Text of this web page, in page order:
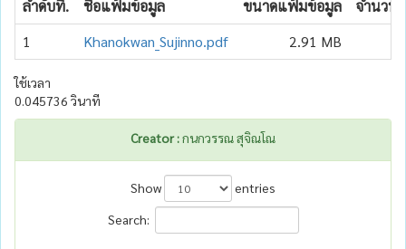
ลำดับที่. ชื่อแฟ้มข้อมูล ขนาดแฟ้มข้อมูล
จำนวน
1
Khanokwan_Sujinno.pdf 2.91 MB
ใช้เวลา
0.045736 วินาที
Creator :กนกวรรณ สุจิณโณ
Show
entries
Search: